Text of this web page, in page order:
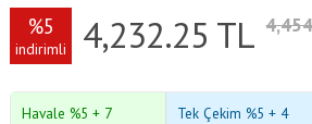
%5
indirimli 4,232.25 TL
Havale %5 + 7 Tek Çekim %5 + 4